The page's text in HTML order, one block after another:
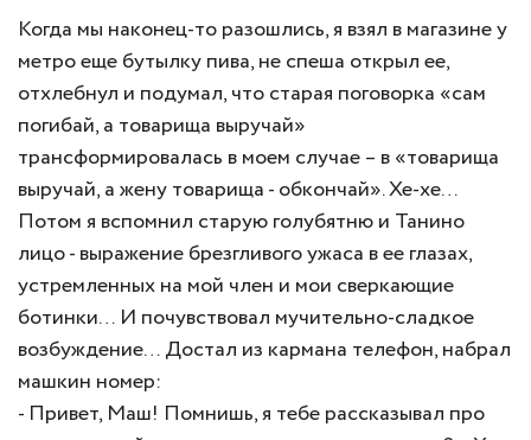
Когда мы наконец-то разошлись, я взял в магазине у
метро еще бутылку пива, не спеша открыл ее,
отхлебнул и подумал, что старая поговорка «сам
погибай, а товарища выручай»
трансформировалась в моем случае – в «товарища
выручай, а жену товарища - обкончай». Хе-хе…
Потом я вспомнил старую голубятню и Танино
лицо - выражение брезгливого ужаса в ее глазах,
устремленных на мой член и мои сверкающие
ботинки… И почувствовал мучительно-сладкое
возбуждение… Достал из кармана телефон, набрал
машкин номер:
- Привет, Маш! Помнишь, я тебе рассказывал про